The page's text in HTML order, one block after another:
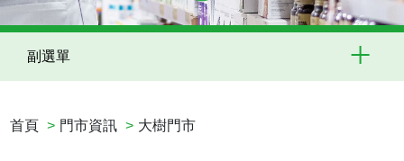
局
副選單
首頁 門市資訊 大樹門市